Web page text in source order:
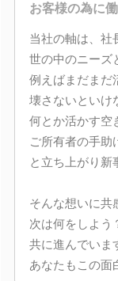
お客様の為に
当社の軸は、社
世の中のニーズ
例えばまだまだ
壊さないといけ
何とか活かす空
ご所有者の手助
と立ち上がり新
そんな想いに共
次は何をしよう
共に進んでいま
あなたもこの面